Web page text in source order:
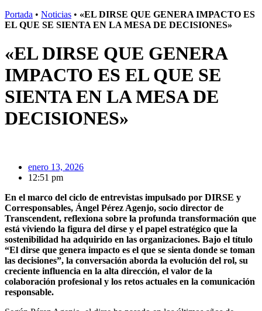
Portada • Noticias • «EL DIRSE QUE GENERA IMPACTO ES
EL QUE SE SIENTA EN LA MESA DE DECISIONES»
«EL DIRSE QUE GENERA
IMPACTO ES EL QUE SE
SIENTA EN LA MESA DE
DECISIONES»
enero 13, 2026
12:51 pm
En el marco del ciclo de entrevistas impulsado por DIRSE y
Corresponsables, Ángel Pérez Agenjo, socio director de
Transcendent, reflexiona sobre la profunda transformación que
está viviendo la figura del dirse y el papel estratégico que la
sostenibilidad ha adquirido en las organizaciones. Bajo el título
“El dirse que genera impacto es el que se sienta donde se toman
las decisiones”, la conversación aborda la evolución del rol, su
creciente influencia en la alta dirección, el valor de la
colaboración profesional y los retos actuales en la comunicación
responsable.